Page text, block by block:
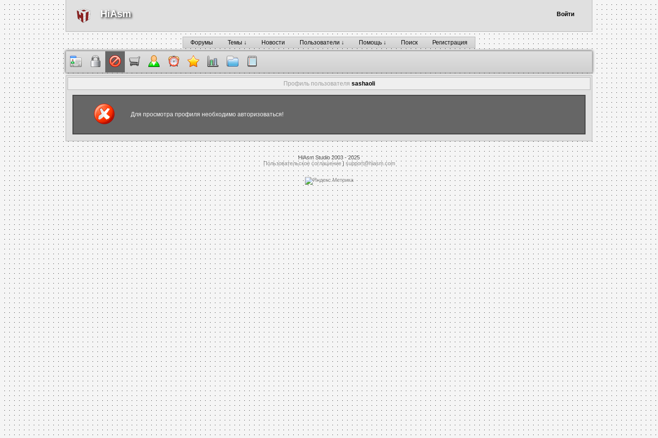
HiAsm Войти
Форумы Темы ↓ Новости Пользователи ↓ Помощь ↓ Поиск Регистрация
Профиль пользователя sashaoli
Для просмотра профиля необходимо авторизоваться!
HiAsm Studio 2003 - 2025
Пользовательское соглашение| support@hiasm.com